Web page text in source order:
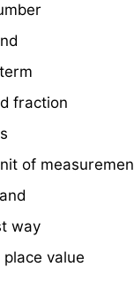
fraction
of
way
value